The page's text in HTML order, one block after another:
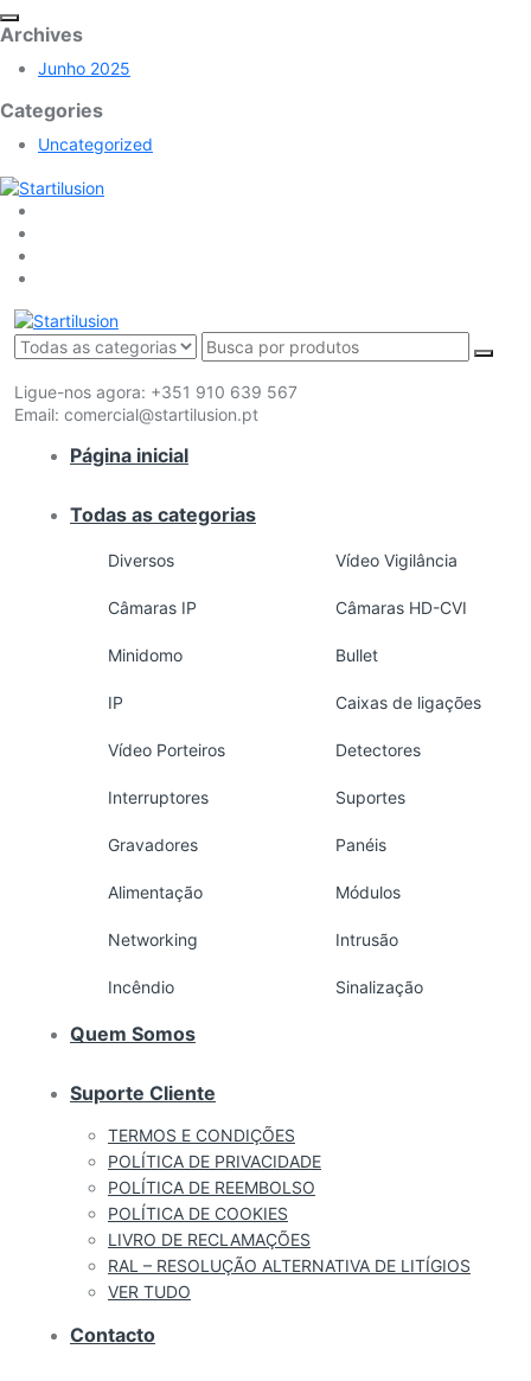
Archives
Junho 2025
Categories
Uncategorized
Ligue-nos agora: +351 910 639 567
Email: comercial@startilusion.pt
Página inicial
Todas as categorias
Diversos Vídeo Vigilância
Câmaras IP Câmaras HD-CVI
Minidomo Bullet
IP Caixas de ligações
Vídeo Porteiros Detectores
Interruptores Suportes
Gravadores Panéis
Alimentação Módulos
Networking Intrusão
Incêndio Sinalização
Quem Somos
Suporte Cliente
TERMOS E CONDIÇÕES
POLÍTICA DE PRIVACIDADE
POLÍTICA DE REEMBOLSO
POLÍTICA DE COOKIES
LIVRO DE RECLAMAÇÕES
RAL – RESOLUÇÃO ALTERNATIVA DE LITÍGIOS
VER TUDO
Contacto